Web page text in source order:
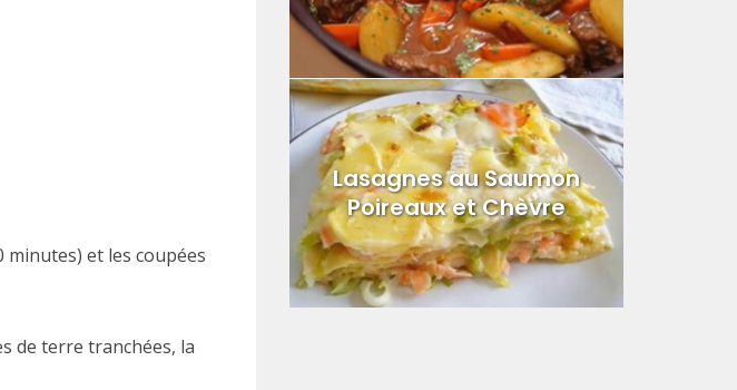
minutes) et les coupées
de terre tranchées, la
Lasagnes au Saumon
Poireaux et Chèvre